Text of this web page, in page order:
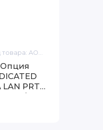
Код товара: AOC-SIM1U-3D
Опция
LAN PRT